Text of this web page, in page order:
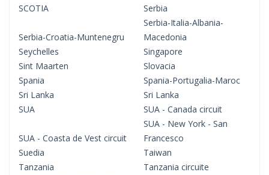
SCOTIA
Serbia
Serbia-Croatia-Muntenegru
Serbia-Italia-Albania-
Macedonia
Seychelles
Singapore
Sint Maarten
Slovacia
Spania
Spania-Portugalia-Maroc
Sri Lanka
Sri Lanka
SUA
SUA - Canada circuit
SUA - Coasta de Vest circuit
SUA - New York - San
Francesco
Suedia
Taiwan
Tanzania
Tanzania circuite